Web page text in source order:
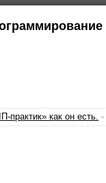
как он есть. -